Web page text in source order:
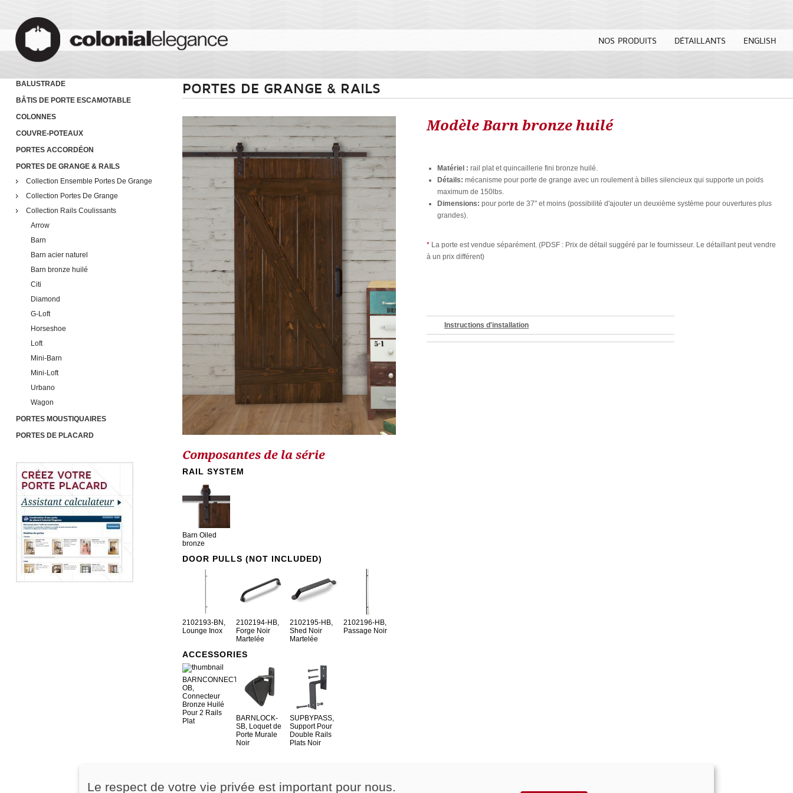
NOS PRODUITS DÉTAILLANTS ENGLISH
BALUSTRADE
BÂTIS DE PORTE ESCAMOTABLE
COLONNES
COUVRE-POTEAUX
PORTES ACCORDÉON
PORTES DE GRANGE & RAILS
Collection Ensemble Portes De Grange
Collection Portes De Grange
Collection Rails Coulissants
Arrow
Barn
Barn acier naturel
Barn bronze huilé
Citi
Diamond
G-Loft
Horseshoe
Loft
Mini-Barn
Mini-Loft
Urbano
Wagon
PORTES MOUSTIQUAIRES
PORTES DE PLACARD
PORTES DE GRANGE & RAILS
Modèle Barn bronze huilé
Matériel :rail plat et quincaillerie fini bronze huilé.
Détails: mécanisme pour porte de grange avec un roulement à billes silencieux qui supporte un poids
maximum de 150lbs.
Dimensions:pour porte de 37" et moins (possibilité d'ajouter un deuxième système pour ouvertures plus
grandes).
* La porte est vendue séparément. (PDSF : Prix de détail suggéré par le fournisseur. Le détaillant peut vendre
à un prix différent)
Instructions d'installation
Composantes de la série
RAIL SYSTEM
Barn Oiled
bronze
DOOR PULLS (NOT INCLUDED)
2102193-BN,
Lounge Inox
2102194-HB,
Forge Noir
Martelée
2102195-HB,
Shed Noir
Martelée
2102196-HB,
Passage Noir
ACCESSORIES
BARNCONNECT-
OB,
Connecteur
Bronze Huilé
Pour 2 Rails
Plat
BARNLOCK-
SB, Loquet de
Porte Murale
Noir
SUPBYPASS,
Support Pour
Double Rails
Plats Noir
Le respect de votre vie privée est important pour nous.